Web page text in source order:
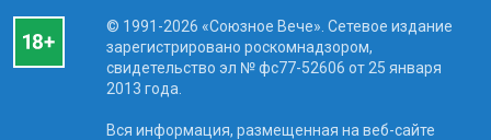
© 1991-2026 «Союзное Вече». Сетевое издание
зарегистрировано роскомнадзором,
свидетельство эл № фc77-52606 от 25 января
2013 года.
Вся информация, размещенная на веб-сайте